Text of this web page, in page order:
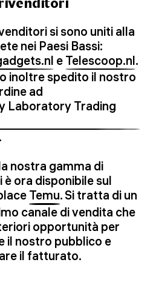
si sono uniti alla
nei Paesi Bassi:
e Telescoop.nl.
inoltre spedito il nostro
ad
Laboratory Trading
nostra gamma di
ora disponibile sul
Temu. Si tratta di un
canale di vendita che
opportunità per
il nostro pubblico e
il fatturato.